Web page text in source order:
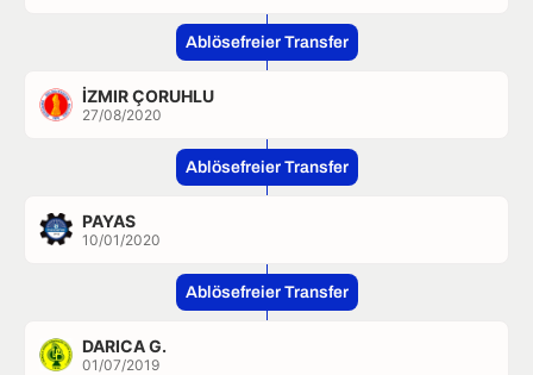
Ablösefreier Transfer
İZMIR ÇORUHLU
27/08/2020
Ablösefreier Transfer
PAYAS
10/01/2020
Ablösefreier Transfer
DARICA G.
01/07/2019